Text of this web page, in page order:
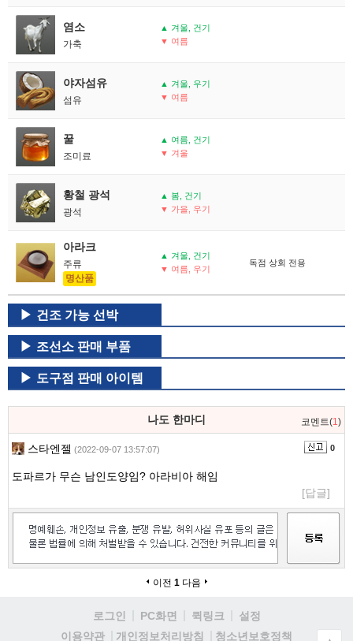
염소
가축
▲ 겨울, 건기
▼ 여름
야자섬유
섬유
▲ 겨울, 우기
▼ 여름
꿀
조미료
▲ 여름, 건기
▼ 겨울
황철 광석
광석
▲ 봄, 건기
▼ 가을, 우기
아라크
주류
명산품
▲ 겨울, 건기
▼ 여름, 우기
독점 상회 전용
건조 가능 선박
도구점 판매 아이템
조선소 판매 부품
나도 한마디 코멘트(1)
스타엔젤 (2022-09-07 13:57:07) 0
도파르가 무슨 남인도양임? 아라비아 해임
[답글]
이전 1 다음
로그인 PC화면 퀵링크
설정
이용약관
개인정보처리방침 청소년보호정책